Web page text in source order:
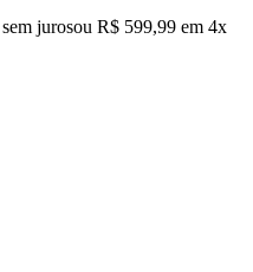
jurosou R$ 599,99 em 4x